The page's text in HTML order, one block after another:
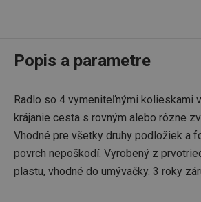
Popis a parametre
Radlo so 4 vymeniteľnými kolieskami
krájanie cesta s rovným alebo rôzne
Vhodné pre všetky druhy podložiek a
povrch nepoškodí. Vyrobený z
plastu, vhodné do umývačky. 3 roky